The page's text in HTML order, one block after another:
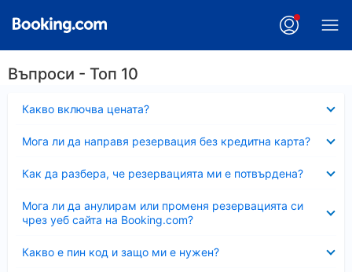
Въпроси - Топ 10
Какво включва цената?
Мога ли да направя резервация без кредитна карта?
Как да разбера, че резервацията ми е потвърдена?
Мога ли да анулирам или променя резервацията си
чрез уеб сайта на Booking.com?
Какво е пин код и защо ми е нужен?